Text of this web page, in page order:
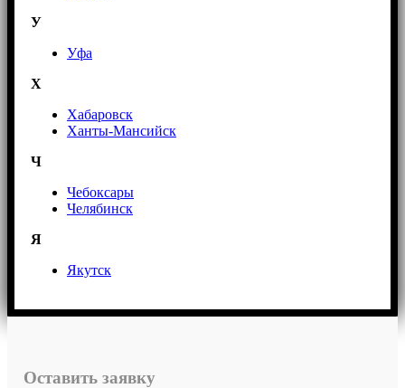
У
Уфа
Х
Хабаровск
Ханты-Мансийск
Ч
Чебоксары
Челябинск
Я
Якутск
Оставить заявку